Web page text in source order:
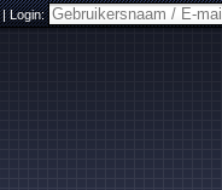
|Login: